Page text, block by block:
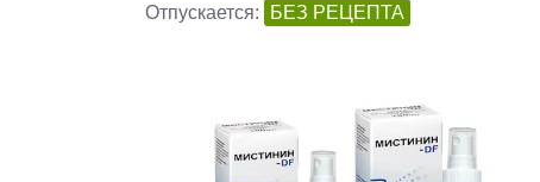
Отпускается:
БЕЗ РЕЦЕПТА